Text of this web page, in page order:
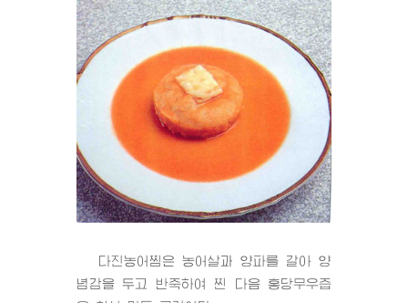
다진농어찜은 농어살과 양파를 갈아 양
념감을 두고 반죽하여 찐 다음 홍당무우즙